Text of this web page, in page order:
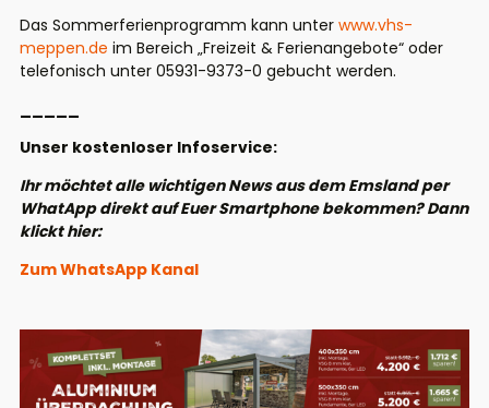
Das Sommerferienprogramm kann unter www.vhs-
meppen.de im Bereich „Freizeit & Ferienangebote“ oder
telefonisch unter 05931-9373-0 gebucht werden.
Unser kostenloser Infoservice:
Ihr möchtet alle wichtigen News aus dem Emsland per
WhatApp direkt auf Euer Smartphone bekommen? Dann
klickt hier:
Zum WhatsApp Kanal